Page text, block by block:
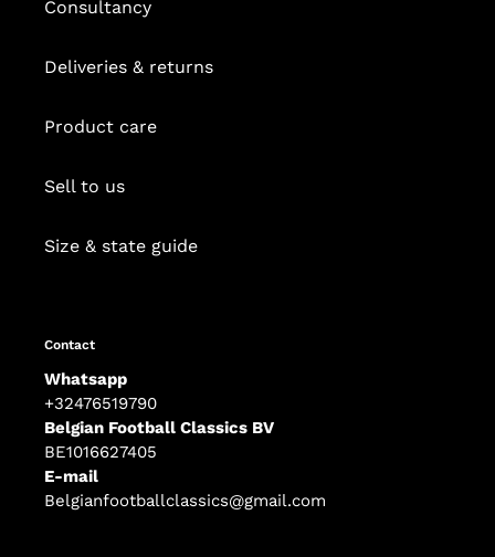
Consultancy
Deliveries & returns
Product care
Sell to us
Size & state guide
Contact
Whatsapp
+32476519790
Belgian Football Classics BV
BE1016627405
E-mail
Belgianfootballclassics@gmail.com